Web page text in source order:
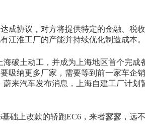
成协议，对方将提供特定的金融、税
江淮工厂的产能并持续优化制造成本。
破土动工，并成为上海地区首个完成
吸纳更多厂家，需要等到前一家车企
来汽车发布消息，上海自建工厂计划
础上改款的轿跑EC6，来者寥寥，远